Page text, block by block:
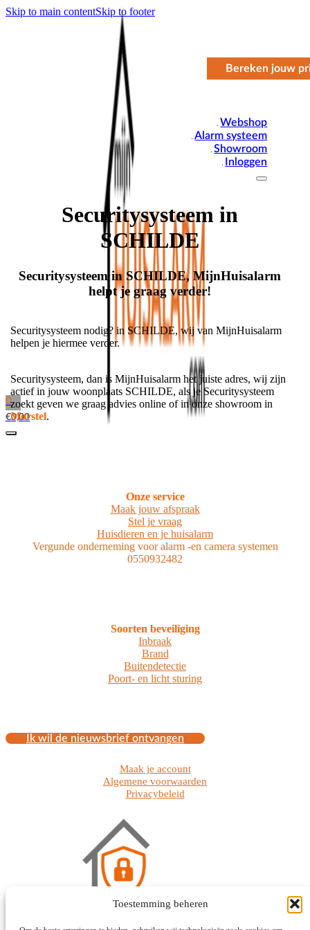
Toestemming beheren
Skip to main contentSkip to footer
Webshop
Alarm systeem
Showroom
Inloggen
Bereken jouw
0
€0,00
Securitysysteem in
SCHILDE
Securitysysteem in SCHILDE, MijnHuisalarm
helpt je graag verder!
Securitysysteem nodig? in SCHILDE, wij van MijnHuisalarm
helpen je hiermee verder.
Securitysysteem, dan is MijnHuisalarm het juiste adres, wij zijn
actief in jouw woonplaats SCHILDE, als je Securitysysteem
zoekt geven we graag advies online of in onze showroom in
Morstel.
Onze service
Maak jouw afspraak
Stel je vraag
Huisdieren en je huisalarm
Vergunde onderneming voor alarm -en camera systemen
0550932482
Soorten beveiliging
Inbraak
Brand
Buitendetectie
Poort- en licht sturing
Ik wil de nieuwsbrief ontvangen
Maak je account
Algemene voorwaarden
Privacybeleid